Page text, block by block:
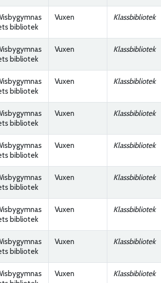
bibliotek
Vuxen Klassbibliotek
bibliotek
Vuxen Klassbibliotek
bibliotek
Vuxen Klassbibliotek
bibliotek
Vuxen Klassbibliotek
bibliotek
Vuxen Klassbibliotek
bibliotek
Vuxen Klassbibliotek
bibliotek
Vuxen Klassbibliotek
bibliotek
Vuxen Klassbibliotek
Vuxen Klassbibliotek